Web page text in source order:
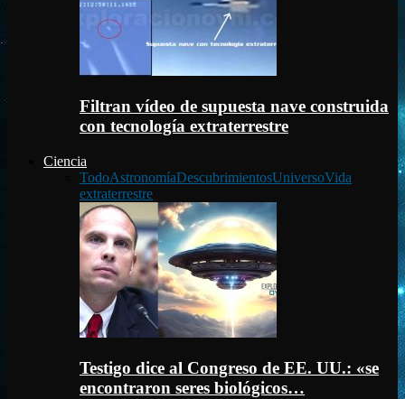
Filtran vídeo de supuesta nave construida
con tecnología extraterrestre
Ciencia
TodoAstronomíaDescubrimientosUniversoVida
extraterrestre
Testigo dice al Congreso de EE. UU.: «se
encontraron seres biológicos…